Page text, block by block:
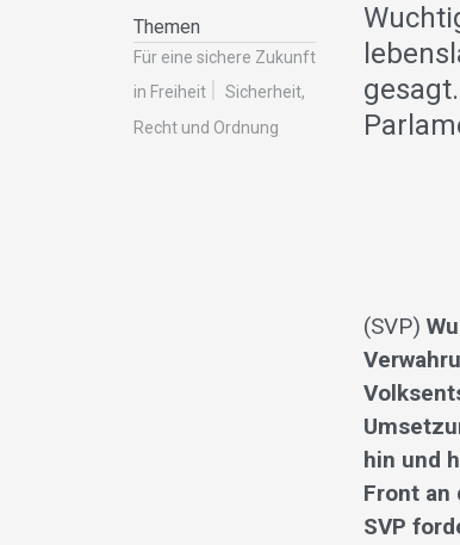
Themen
Für eine sichere Zukunft
in Freiheit
Sicherheit,
Recht und Ordnung
(SVP)
hin und
Front an
SVP